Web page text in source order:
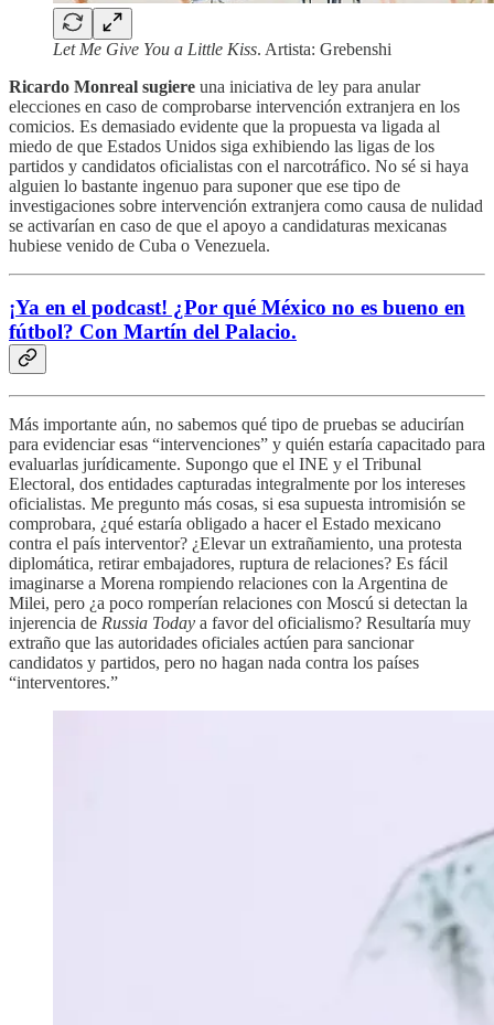
Let Me Give You a Little Kiss. Artista: Grebenshi
Ricardo Monreal sugiere una iniciativa de ley para anular
elecciones en caso de comprobarse intervención extranjera en los
comicios. Es demasiado evidente que la propuesta va ligada al
miedo de que Estados Unidos siga exhibiendo las ligas de los
partidos y candidatos oficialistas con el narcotráfico. No sé si haya
alguien lo bastante ingenuo para suponer que ese tipo de
investigaciones sobre intervención extranjera como causa de nulidad
se activarían en caso de que el apoyo a candidaturas mexicanas
hubiese venido de Cuba o Venezuela.
¡Ya en el podcast! ¿Por qué México no es bueno en
fútbol? Con Martín del Palacio.
Más importante aún, no sabemos qué tipo de pruebas se aducirían
para evidenciar esas “intervenciones” y quién estaría capacitado para
evaluarlas jurídicamente. Supongo que el INE y el Tribunal
Electoral, dos entidades capturadas integralmente por los intereses
oficialistas. Me pregunto más cosas, si esa supuesta intromisión se
comprobara, ¿qué estaría obligado a hacer el Estado mexicano
contra el país interventor? ¿Elevar un extrañamiento, una protesta
diplomática, retirar embajadores, ruptura de relaciones? Es fácil
imaginarse a Morena rompiendo relaciones con la Argentina de
Milei, pero ¿a poco romperían relaciones con Moscú si detectan la
injerencia de Russia Today a favor del oficialismo? Resultaría muy
extraño que las autoridades oficiales actúen para sancionar
candidatos y partidos, pero no hagan nada contra los países
“interventores.”